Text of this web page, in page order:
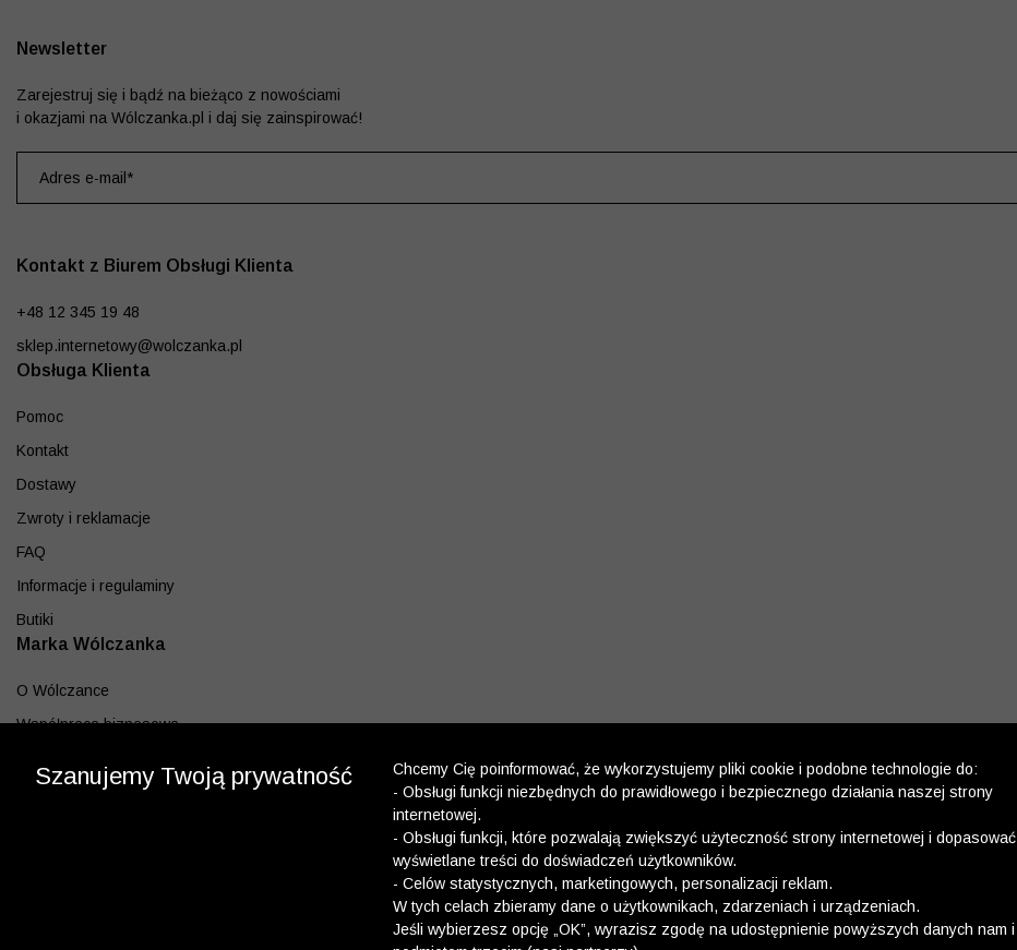
Kontakt z Biurem Obsługi Klienta
+48 12 345 19 48
sklep.internetowy@wolczanka.pl
Obsługa Klienta
Pomoc
Kontakt
Dostawy
Zwroty i reklamacje
FAQ
Informacje i regulaminy
Butiki
Marka Wólczanka
O Wólczance
Współpraca biznesowa
Program lojalnościowy
Newsletter
Zarejestruj się i bądź na bieżąco z nowościami
i okazjami na Wólczanka.pl i daj się zainspirować!
Szanujemy Twoją prywatność
Chcemy Cię poinformować, że wykorzystujemy pliki cookie i podobne technologie do:
- Obsługi funkcji niezbędnych do prawidłowego i bezpiecznego działania naszej strony
internetowej.
- Obsługi funkcji, które pozwalają zwiększyć użyteczność strony internetowej i dopasować
wyświetlane treści do doświadczeń użytkowników.
- Celów statystycznych, marketingowych, personalizacji reklam.
W tych celach zbieramy dane o użytkownikach, zdarzeniach i urządzeniach.
Jeśli wybierzesz opcję „OK”, wyrazisz zgodę na udostępnienie powyższych danych nam i